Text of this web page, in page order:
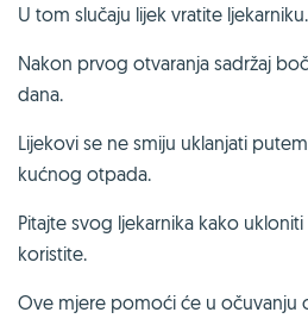
U tom slučaju lijek vratite ljekarniku.
Nakon prvog otvaranja sadržaj
dana.
Lijekovi se ne smiju uklanjati
kućnog otpada.
Pitajte svog ljekarnika kako
koristite.
Ove mjere pomoći će u očuvanju